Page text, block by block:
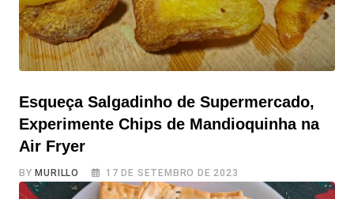
Esqueça Salgadinho de Supermercado,
Experimente Chips de Mandioquinha na
Air Fryer
BY MURILLO 17 DE SETEMBRO DE 2023